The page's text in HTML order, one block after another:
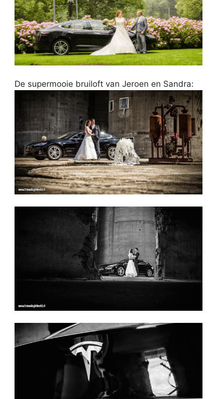
De supermooie bruiloft van Jeroen en Sandra: